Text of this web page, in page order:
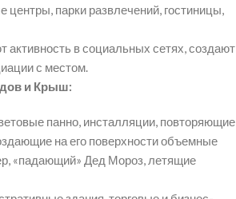
центры, парки развлечений, гостиницы,
активность в социальных сетях, создают
с местом.
и Крыш:
панно, инсталляции, повторяющие
на его поверхности объемные
«падающий» Дед Мороз, летящие